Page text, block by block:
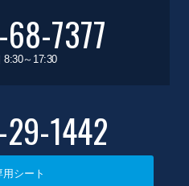
7377
8:30～17:30
1442
用シート